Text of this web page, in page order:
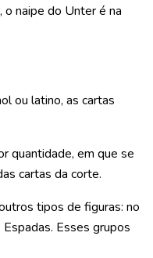
o naipe do Unter é na
ou latino, as cartas
quantidade, em que se
cartas da corte.
tipos de figuras: no
Esses grupos